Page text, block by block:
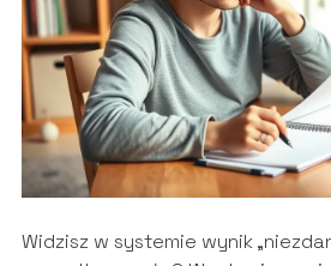
Widzisz w systemie wynik